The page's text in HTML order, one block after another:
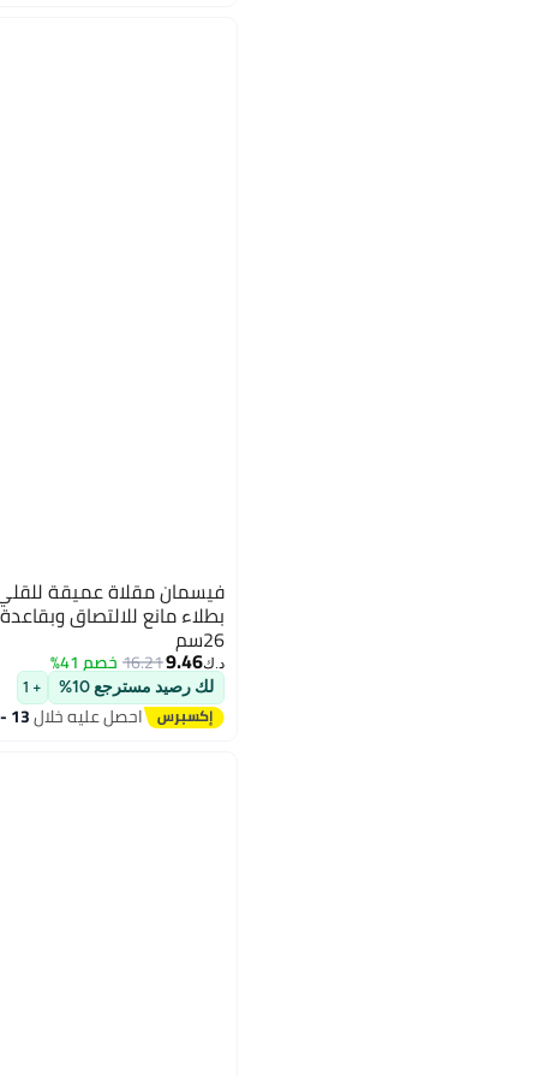
فيسمان مقلاة عميقة
بطلاء مانع للالتصاق
26سم
د.ك‏9.46
16.21خصم 41%
لك رصيد مسترجع 10% + 1
احصل عليه خلال13 - 14 اغسطس